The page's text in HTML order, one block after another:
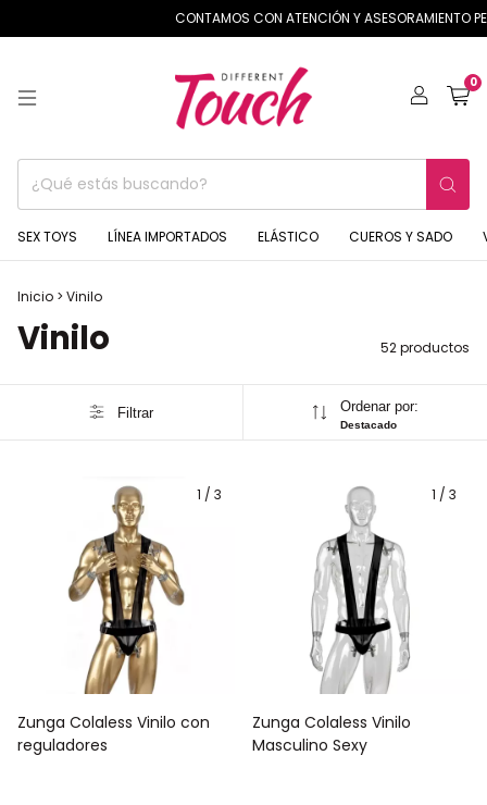
CONTAMOS CON ATENCIÓN Y ASESORAMIENTO
0
SEX TOYS LÍNEA IMPORTADOS ELÁSTICO CUEROS Y SADO
Inicio > Vinilo
Vinilo 52 productos
Filtrar Ordenar por:
Destacado
1 / 3
Zunga Colaless Vinilo con
reguladores
1 / 3
Zunga Colaless Vinilo
Masculino Sexy